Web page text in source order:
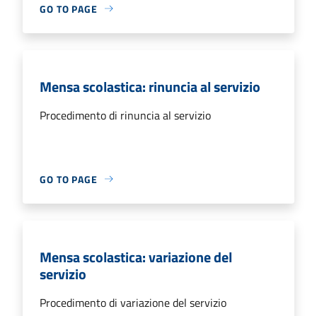
GO TO PAGE
Mensa scolastica: rinuncia al servizio
Procedimento di rinuncia al servizio
GO TO PAGE
Mensa scolastica: variazione del
servizio
Procedimento di variazione del servizio